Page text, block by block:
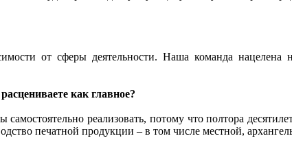
от сферы деятельности. Наша команда нацелена
как главное?
реализовать, потому что полтора
печатной продукции – в том числе местной,